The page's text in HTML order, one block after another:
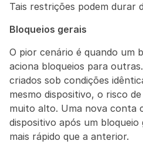
Tais restrições podem durar
Bloqueios gerais
O pior cenário é quando um
aciona bloqueios para
criados sob condições
mesmo dispositivo, o risco
muito alto. Uma nova conta
dispositivo após um bloqueio
mais rápido que a anterior.